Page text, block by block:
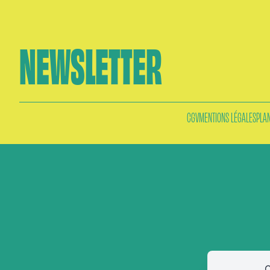
NEWSLETTER
CGVMENTIONS LÉGALES